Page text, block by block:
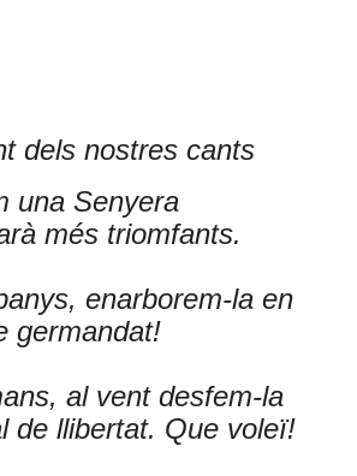
dels nostres cants
una Senyera
més triomfants.
enarborem-la en
germandat!
al vent desfem-la
de llibertat. Que voleï!